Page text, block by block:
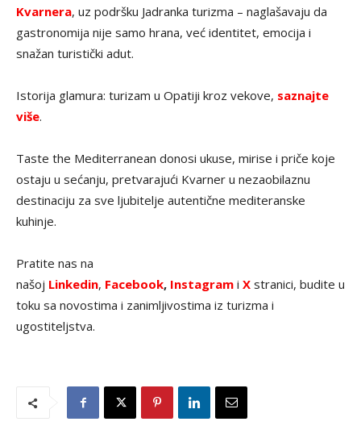
Kvarnera, uz podršku Jadranka turizma – naglašavaju da
gastronomija nije samo hrana, već identitet, emocija i
snažan turistički adut.
Istorija glamura: turizam u Opatiji kroz vekove, saznajte
više.
Taste the Mediterranean donosi ukuse, mirise i priče koje
ostaju u sećanju, pretvarajući Kvarner u nezaobilaznu
destinaciju za sve ljubitelje autentične mediteranske
kuhinje.
Pratite nas na
našoj Linkedin, Facebook, Instagram i X stranici, budite u
toku sa novostima i zanimljivostima iz turizma i
ugostiteljstva.